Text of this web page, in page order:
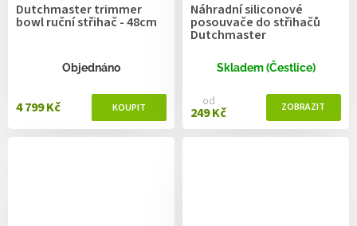
Dutchmaster trimmer
bowl ruční střihač - 48cm
Objednáno
4 799 Kč
Náhradní siliconové
posouvače do střihačů
Dutchmaster
Skladem (Čestlice)
od
249 Kč